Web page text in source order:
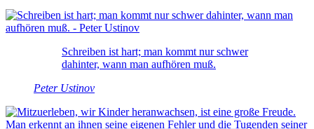
Schreiben ist hart; man kommt nur schwer
dahinter, wann man aufhören muß.
Peter Ustinov